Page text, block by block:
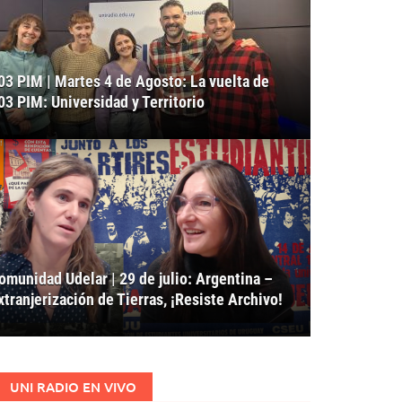
PIM | Martes 4 de Agosto: La vuelta de
PIM: Universidad y Territorio
Udelar | 29 de julio: Argentina –
de Tierras, ¡Resiste Archivo!
UNI RADIO EN VIVO